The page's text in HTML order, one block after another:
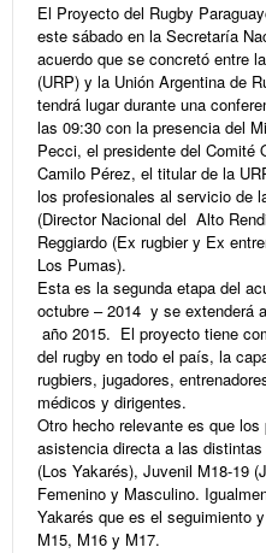
El Proyecto del Rugby
este sábado en la Secretaría
acuerdo que se concretó entre
(URP) y la Unión Argentina de
tendrá lugar durante una
las 09:30 con la presencia del
Pecci, el presidente del Comité
Camilo Pérez, el titular de la
los profesionales al servicio de
(Director Nacional del Alto
Reggiardo (Ex rugbier y Ex
Los Pumas).
Esta es la segunda etapa del
octubre – 2014 y se extenderá
año 2015. El proyecto tiene
del rugby en todo el país, la
rugbiers, jugadores, entrenado
médicos y dirigentes.
Otro hecho relevante es que
asistencia directa a las
(Los Yakarés), Juvenil M18-19
Femenino y Masculino.
Yakarés que es el seguimiento
M15, M16 y M17.